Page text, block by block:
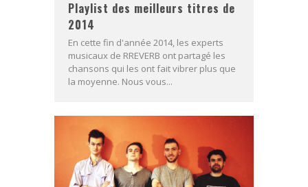
Playlist des meilleurs titres de
2014
En cette fin d'année 2014, les experts
musicaux de RREVERB ont partagé les
chansons qui les ont fait vibrer plus que
la moyenne. Nous vous...